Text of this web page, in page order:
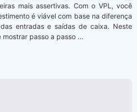
mais assertivas. Com o VPL, você
é viável com base na diferença
entradas e saídas de caixa. Neste
passo a passo ...